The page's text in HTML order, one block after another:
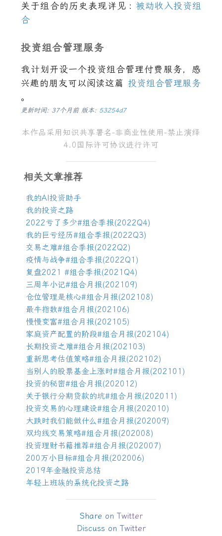
关于组合的历史表现详见 : 被动收入投资组
合
投资组合管理服务
我计划开设一个投资组合管理付费服务，感
兴趣的朋友可以阅读这篇 投资组合管理服务
。
更新时间: 37个月前 版本: 53254d7
本作品采用 知识共享署名-非商业性使用-禁止演绎
4.0 国际许可协议进行许可
相关文章推荐
我的AI投资助手
我的投资之路
2022亏了多少#组合季报(2022Q4)
我的巨亏经历#组合季报(2022Q3)
交易之难#组合季报(2022Q2)
疫情与战争#组合季报(2022Q1)
复盘2021 #组合季报(2021Q4)
三周年小记#组合月报(202109)
仓位管理是核心#组合月报(202108)
最牛指数#组合月报(202106)
慢慢变富#组合月报(202105)
家庭资产配置的阶段#组合月报(202104)
长期投资之难#组合月报(202103)
重新思考估值策略#组合月报(202102)
当别人的股票基金上涨时#组合月报(202101)
投资的秘密#组合月报(202012)
关于银行分期贷款的坑#组合月报(202011)
投资交易的心理建设#组合月报(202010)
大跌时我们能做什么#组合月报(202009)
双均线交易策略#组合月报(202008)
投资理财书籍推荐#组合月报(202007)
200万小目标#组合月报(202006)
2019年金融投资总结
年轻上班族的系统化投资之路
Share on Twitter
Discuss on Twitter